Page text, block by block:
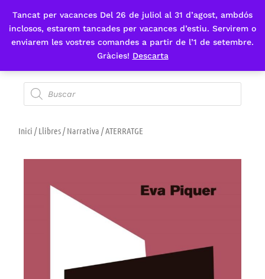
Tancat per vacances Del 26 de juliol al 31 d’agost, ambdós
inclosos, estarem tancades per vacances d’estiu. Servirem o
enviarem les vostres comandes a partir de l’1 de setembre.
Gràcies! Descarta
Fes-te'n sòcia
Inici /Llibres/Narrativa / ATERRATGE